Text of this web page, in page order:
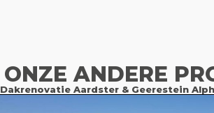
ONZE ANDERE
Dakrenovatie Aardster & Geerestein